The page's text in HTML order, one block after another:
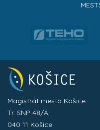
Magistrát mesta Košice
Tr. SNP 48/A,
040 11 Košice